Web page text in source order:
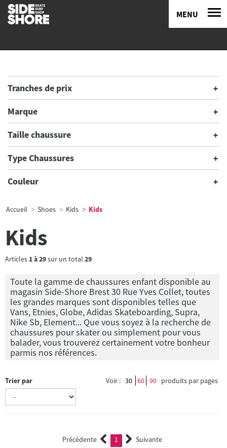
MENU
Tranches de prix
Marque
Taille chaussure
Type Chaussures
Couleur
Accueil Shoes Kids Kids
Kids
Articles 1à29sur un total 29
Toute la gamme de chaussures enfant disponible au
magasin Side-Shore Brest 30 Rue Yves Collet, toutes
les grandes marques sont disponibles telles que
Vans, Etnies, Globe, Adidas Skateboarding, Supra,
Nike Sb, Element... Que vous soyez à la recherche de
chaussures pour skater ou simplement pour vous
balader, vous trouverez certainement votre bonheur
parmis nos références.
Trier par Voir : 30 60 90 produits par pages
Précédente 1 (current)Suivante